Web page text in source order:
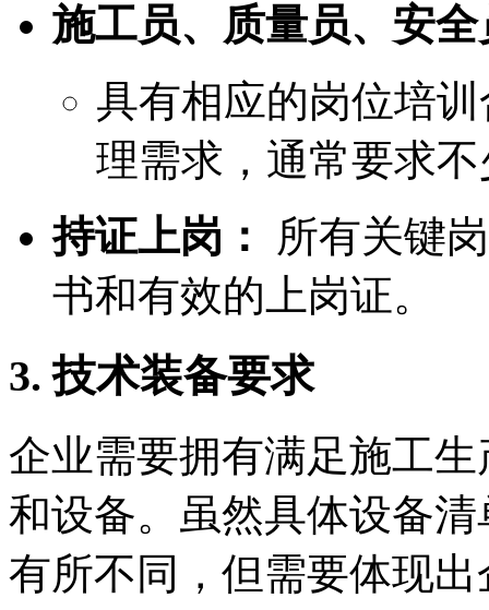
施工员、质量员、安
具有相应的岗位培
理需求，通常要求
持证上岗：
所有关键
书和有效的上岗证。
3. 技术装备要求
企业需要拥有满足施工
和设备。虽然具体设备
有所不同，但需要体现